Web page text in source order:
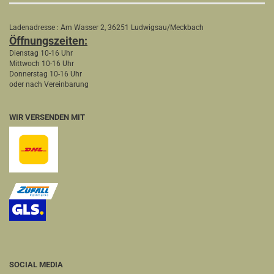
Ladenadresse : Am Wasser 2, 36251 Ludwigsau/Meckbach
Öffnungszeiten:
Dienstag 10-16 Uhr
Mittwoch 10-16 Uhr
Donnerstag 10-16 Uhr
oder nach Vereinbarung
WIR VERSENDEN MIT
SOCIAL MEDIA